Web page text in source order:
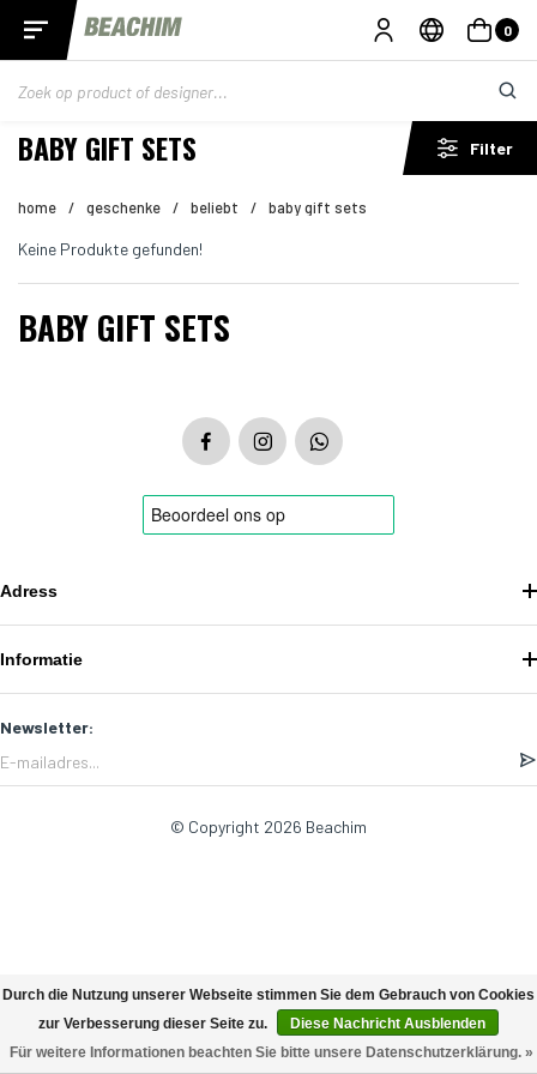
0
BABY GIFT SETS Filter
home / geschenke / beliebt / baby gift sets
Keine Produkte gefunden!
BABY GIFT SETS
Adress
Informatie
Newsletter:
© Copyright 2026 Beachim
Durch die Nutzung unserer Webseite stimmen Sie dem Gebrauch von Cookies
zur Verbesserung dieser Seite zu.
Diese Nachricht Ausblenden
Für weitere Informationen beachten Sie bitte unsere Datenschutzerklärung. »